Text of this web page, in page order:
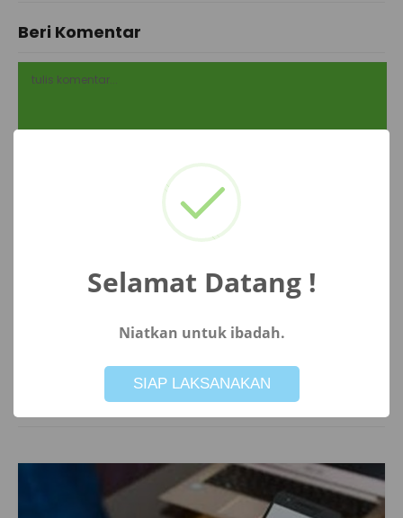
Beri Komentar
untuk komentar saya berikutnya.
Selamat Datang !
Niatkan untuk ibadah.
SIAP LAKSANAKAN